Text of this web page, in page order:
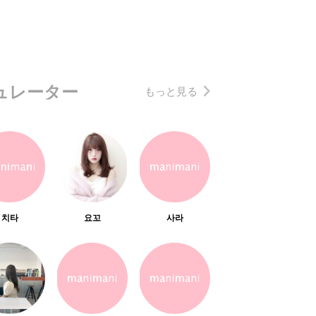
レーター もっと見る
치타 요꼬 사라